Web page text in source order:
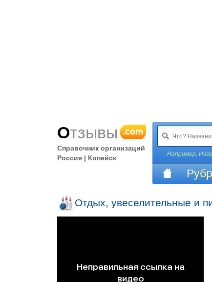
Отзывы .com
Справочник организаций
Россия | Копейск
Например,
Отдых, увеселительные и